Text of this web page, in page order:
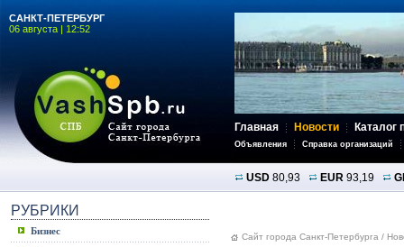
САНКТ-ПЕТЕРБУРГ
06 августа | 12:52
Главная Новости Каталог
Объявления Справка организаций
USD 80,93 EUR 93,19
РУБРИКИ
Бизнес
Сайт города Санкт-Петербурга /